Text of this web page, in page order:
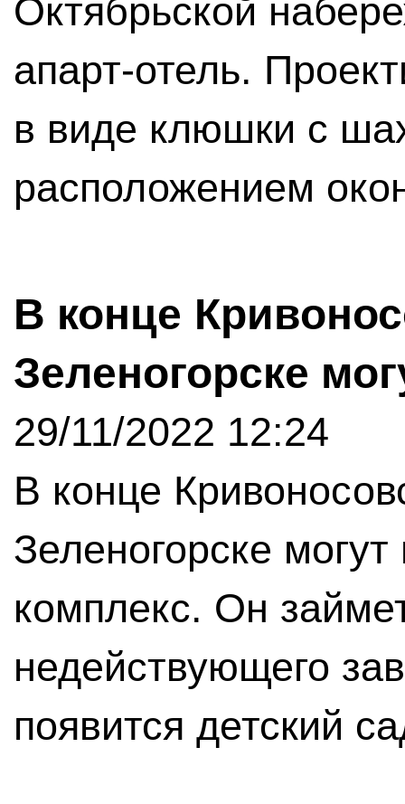
Октябрьской
апарт-отель.
в виде клюшки с
расположением
В конце
Зеленогорске
29/11/2022 12:24
В конце
Зеленогорске
комплекс. Он
недействующего
появится детский